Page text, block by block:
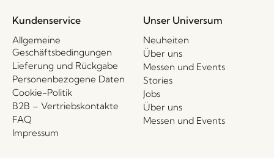
Kundenservice
Allgemeine
Geschäftsbedingungen
Lieferung und Rückgabe
Personenbezogene Daten
Cookie-Politik
B2B – Vertriebskontakte
FAQ
Impressum
Unser Universum
Neuheiten
Über uns
Messen und Events
Stories
Jobs
Über uns
Messen und Events